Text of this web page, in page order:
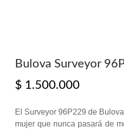
Bulova Surveyor
$ 1.500.000
El Surveyor 96P229 de
mujer que nunca pasará de